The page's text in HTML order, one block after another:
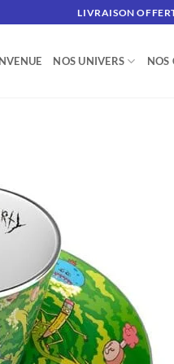
LIVRAISON
NOS UNIVERS NOS